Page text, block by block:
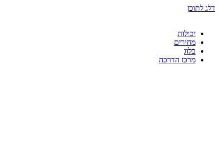
דלג לתוכן
יכולות
מחירים
בלוג
מרכז הדרכה